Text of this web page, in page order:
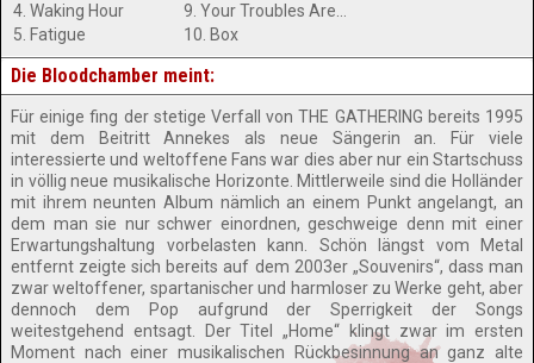
4. Waking Hour
5. Fatigue
10. Box
Die Bloodchamber meint:
Für einige fing der stetige Verfall von THE GATHERING bereits 1995
mit dem Beitritt Annekes als neue Sängerin an. Für viele
interessierte und weltoffene Fans war dies aber nur ein Startschuss
in völlig neue musikalische Horizonte. Mittlerweile sind die Holländer
mit ihrem neunten Album nämlich an einem Punkt angelangt, an
dem man sie nur schwer einordnen, geschweige denn mit einer
Erwartungshaltung vorbelasten kann. Schön längst vom Metal
entfernt zeigte sich bereits auf dem 2003er „Souvenirs“, dass man
zwar weltoffener, spartanischer und harmloser zu Werke geht, aber
dennoch dem Pop aufgrund der Sperrigkeit der Songs
weitestgehend entsagt. Der Titel „Home“ klingt zwar im ersten
Moment nach einer musikalischen Rückbesinnung an ganz alte